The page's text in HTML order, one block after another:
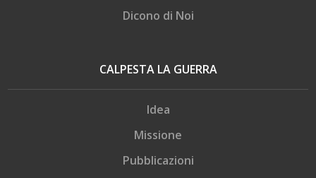
Dicono di Noi
CALPESTA LA GUERRA
Idea
Missione
Pubblicazioni